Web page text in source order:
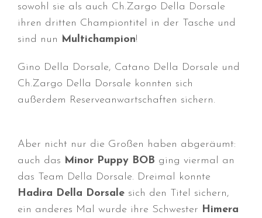
April 2025
März 2025
Dezember 2024
November 2024
Oktober 2024
August 2024
Juli 2024
Juni 2024
Mai 2024
April 2024
sowohl sie als auch Ch.Zargo Della Dorsale
ihren dritten Championtitel in der Tasche und
sind nun Multichampion!
Gino Della Dorsale, Catano Della Dorsale und
Ch.Zargo Della Dorsale konnten sich
außerdem Reserveanwartschaften sichern.
Aber nicht nur die Großen haben abgeräumt:
auch das Minor Puppy BOB ging viermal an
das Team Della Dorsale. Dreimal konnte
Hadira Della Dorsale sich den Titel sichern,
ein anderes Mal wurde ihre Schwester Himera